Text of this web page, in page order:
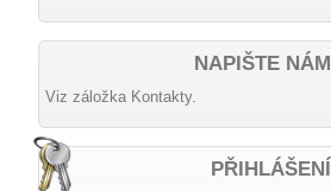
NAPIŠTE NÁM
Viz záložka Kontakty.
PŘIHLÁŠENÍ